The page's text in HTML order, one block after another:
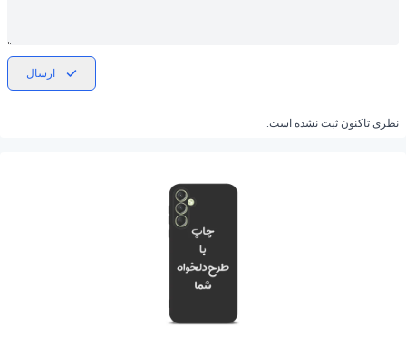
ارسال
نظری تاکنون ثبت نشده است.